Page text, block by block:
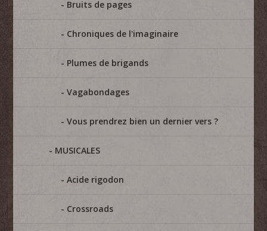
Bruits de pages
Chroniques de l'imaginaire
Plumes de brigands
Vagabondages
Vous prendrez bien un dernier vers ?
MUSICALES
Acide rigodon
Crossroads